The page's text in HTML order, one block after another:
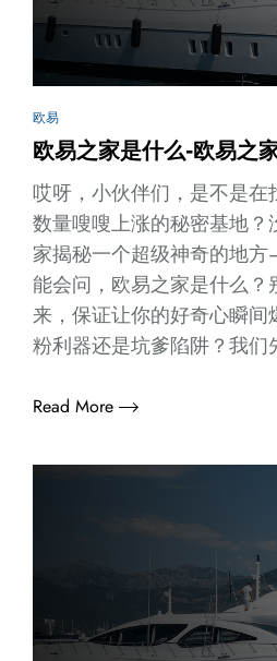
欧易
欧易之家是什么-欧易之
哎呀，小伙伴们，是不是
数量嗖嗖上涨的秘密基地？
家揭秘一个超级神奇的地
能会问，欧易之家是什么？
来，保证让你的好奇心瞬
粉利器还是坑爹陷阱？我们
Read More